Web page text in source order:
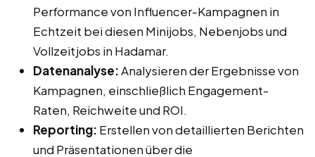
Performance von Influencer-Kampagnen in
Echtzeit bei diesen Minijobs, Nebenjobs und
Vollzeitjobs in Hadamar.
Datenanalyse:Analysieren der Ergebnisse von
Kampagnen, einschließlich Engagement-
Raten, Reichweite und ROI.
Reporting: Erstellen von detaillierten Berichten
und Präsentationen über die